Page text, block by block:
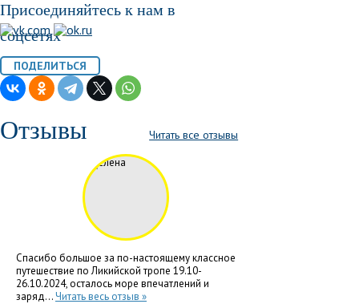
Присоединяйтесь к нам в
соцсетях
Читать все отзывы
Отзывы
Спасибо большое за по-настоящему классное
путешествие по Ликийской тропе 19.10-
26.10.2024, осталось море впечатлений и
заряд...Читать весь отзыв »